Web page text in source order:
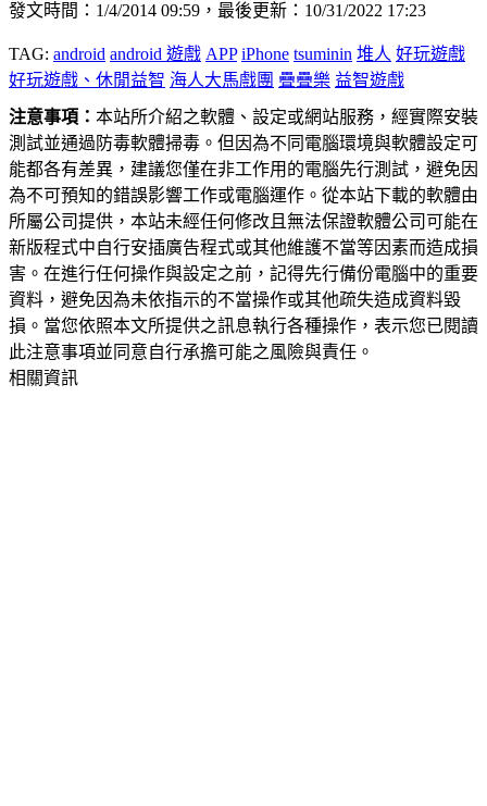
發文時間：1/4/2014 09:59，最後更新：10/31/2022 17:23
TAG: android android 遊戲 APP iPhone tsuminin 堆人 好玩遊戲
好玩遊戲、休閒益智 海人大馬戲團 疊疊樂 益智遊戲
注意事項： 本站所介紹之軟體、設定或網站服務，經實際安裝
測試並通過防毒軟體掃毒。但因為不同電腦環境與軟體設定可
能都各有差異，建議您僅在非工作用的電腦先行測試，避免因
為不可預知的錯誤影響工作或電腦運作。從本站下載的軟體由
所屬公司提供，本站未經任何修改且無法保證軟體公司可能在
新版程式中自行安插廣告程式或其他維護不當等因素而造成損
害。在進行任何操作與設定之前，記得先行備份電腦中的重要
資料，避免因為未依指示的不當操作或其他疏失造成資料毀
損。當您依照本文所提供之訊息執行各種操作，表示您已閱讀
此注意事項並同意自行承擔可能之風險與責任。
相關資訊